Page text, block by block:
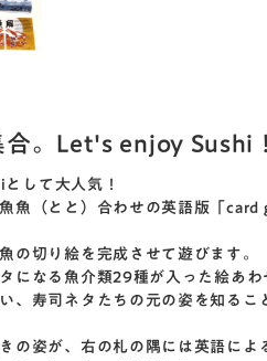
。Let's enjoy Sushi！
して大人気！
魚（とと）合わせの英語版「card
の切り絵を完成させて遊びます。
になる魚介類29種が入った絵あわ
、寿司ネタたちの元の姿を知るこ
の姿が、右の札の隅には英語によ